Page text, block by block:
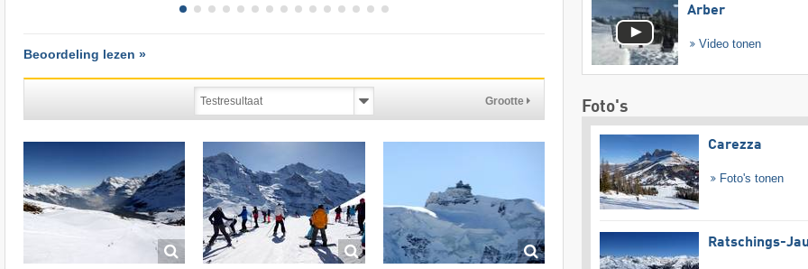
Beoordeling lezen »
Grootte
Arber
Video tonen
Foto's
Carezza
Foto's tonen
Ratschings-